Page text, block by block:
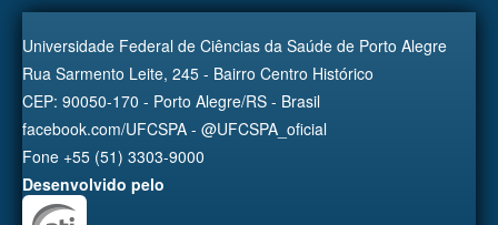
Universidade Federal de Ciências da Saúde de Porto Alegre
Rua Sarmento Leite, 245 - Bairro Centro Histórico
CEP: 90050-170 - Porto Alegre/RS - Brasil
facebook.com/UFCSPA - @UFCSPA_oficial
Fone +55 (51) 3303-9000
Desenvolvido pelo